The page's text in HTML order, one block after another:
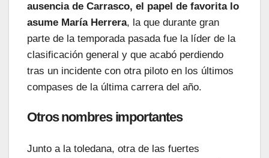
ausencia de Carrasco, el papel de favorita lo
asume María Herrera, la que durante gran
parte de la temporada pasada fue la líder de la
clasificación general y que acabó perdiendo
tras un incidente con otra piloto en los últimos
compases de la última carrera del año.
Otros nombres importantes
Junto a la toledana, otra de las fuertes